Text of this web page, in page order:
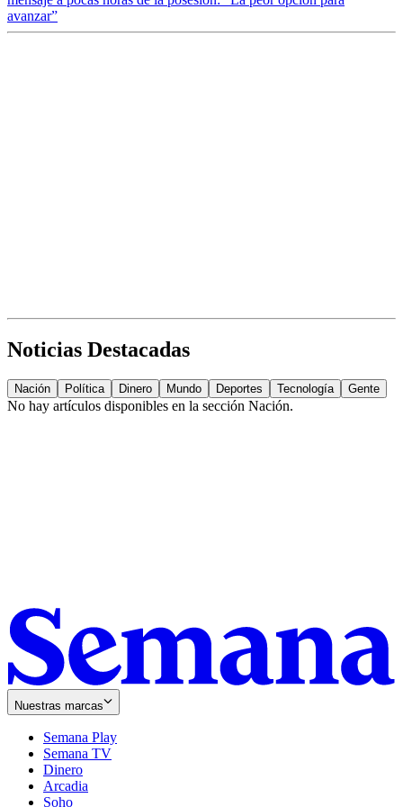
avanzar”
Noticias Destacadas
Nación Política Dinero Mundo Deportes Tecnología Gente
No hay artículos disponibles en la sección Nación.
Nuestras marcas
Semana Play
Semana TV
Dinero
Arcadia
Soho